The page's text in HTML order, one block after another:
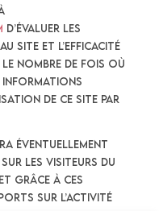
d’évaluer les
Site et l’efficacité
le nombre de fois où
informations
de ce Site par
éventuellement
les visiteurs du
grâce à ces
sur l’activité